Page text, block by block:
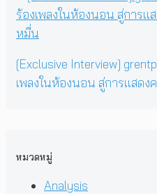
[Exclusive Interview]
เพลงในห้องนอน สู่การแสด
หมวดหมู่
Analysis